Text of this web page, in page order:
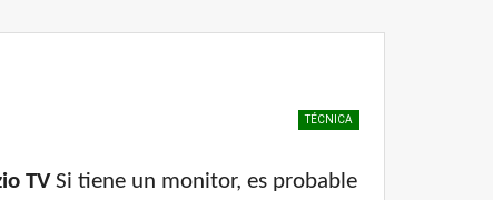
TÉCNICA
TVSi tiene un monitor, es probable